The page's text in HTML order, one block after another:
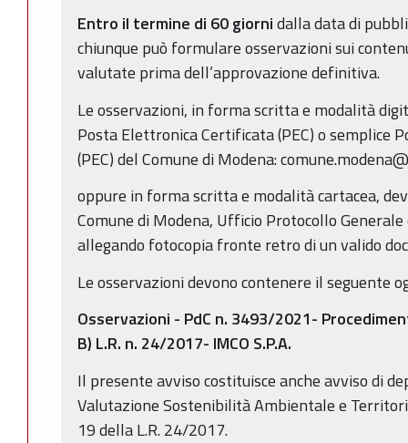
Entro il termine di 60 giornidalla data di
chiunque può formulare osservazioni sui
valutate prima dell’approvazione definitiva.
Le osservazioni, in forma scritta e modalità
Posta Elettronica Certificata (PEC) o semplice
(PEC) del Comune di Modena:
oppure in forma scritta e modalità cartacea,
Comune di Modena, Ufficio Protocollo
allegando fotocopia fronte retro di un valido
Le osservazioni devono contenere il seguente
Osservazioni - PdC n. 3493/2021-
B) L.R. n. 24/2017- IMCO S.P.A.
Il presente avviso costituisce anche avviso di
Valutazione Sostenibilità Ambientale e
19 della L.R. 24/2017.